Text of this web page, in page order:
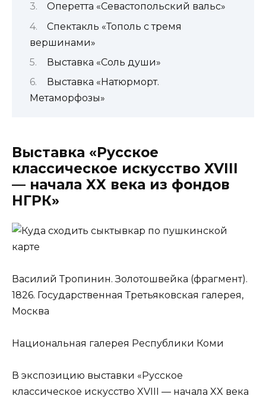
Оперетта «Севастопольский вальс»
Спектакль «Тополь с тремя
вершинами»
Выставка «Соль души»
Выставка «Натюрморт.
Метаморфозы»
Выставка «Русское
классическое искусство XVIII
— начала XX века из фондов
НГРК»
Василий Тропинин. Золотошвейка (фрагмент).
1826. Государственная Третьяковская галерея,
Москва
Национальная галерея Республики Коми
В экспозицию выставки «Русское
классическое искусство XVIII — начала XX века